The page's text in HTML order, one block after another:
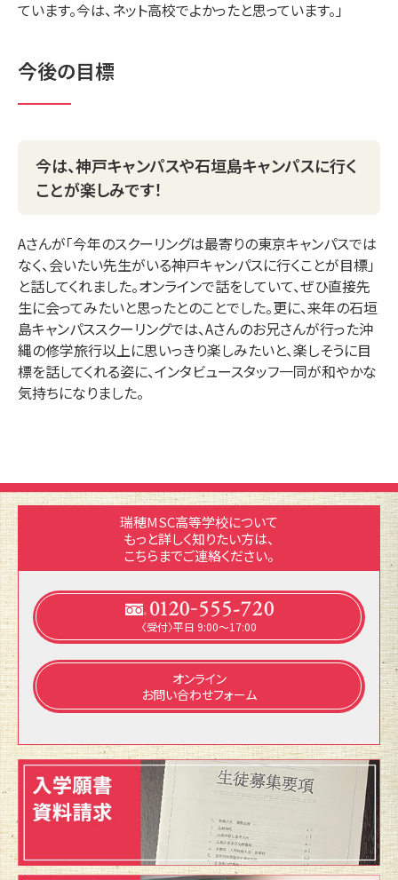
ています。今は、ネット高校でよかったと思っています。」
今後の目標
今は、神戸キャンパスや石垣島キャンパスに行く
ことが楽しみです！
Aさんが「今年のスクーリングは最寄りの東京キャンパスでは
なく、会いたい先生がいる神戸キャンパスに行くことが目標」
と話してくれました。オンラインで話をしていて、ぜひ直接先
生に会ってみたいと思ったとのことでした。更に、来年の石垣
島キャンパススクーリングでは、Aさんのお兄さんが行った沖
縄の修学旅行以上に思いっきり楽しみたいと、楽しそうに目
標を話してくれる姿に、インタビュースタッフ一同が和やかな
気持ちになりました。
瑞穂MSC高等学校について
もっと詳しく知りたい方は、
こちらまでご連絡ください。
〈受付〉平日 9:00～17:00
オンライン
お問い合わせフォーム